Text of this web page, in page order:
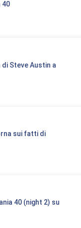
40
di Steve Austin a
sui fatti di
40 (night 2) su